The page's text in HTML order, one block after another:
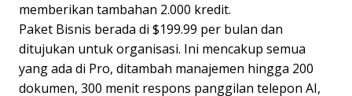
memberikan tambahan 2.000 kredit.
Paket Bisnis berada di $199.99 per bulan dan
ditujukan untuk organisasi. Ini mencakup semua
yang ada di Pro, ditambah manajemen hingga 200
dokumen, 300 menit respons panggilan telepon AI,